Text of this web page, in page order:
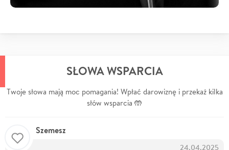
SŁOWA WSPARCIA
Twoje słowa mają moc pomagania! Wpłać darowiznę i przekaż kilka
słów wsparcia 🤲
Szemesz
24.04.2025